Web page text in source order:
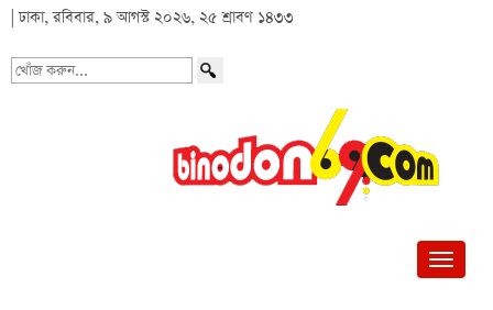
| ঢাকা, রবিবার, ৯ আগস্ট ২০২৬, ২৫ শ্রাবণ ১৪৩৩
খোঁজ